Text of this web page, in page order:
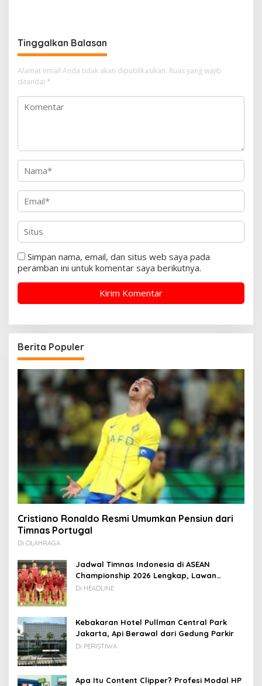
Tinggalkan Balasan
Alamat email Anda tidak akan dipublikasikan. Ruas yang wajib
ditandai *
Simpan nama, email, dan situs web saya pada
peramban ini untuk komentar saya berikutnya.
Berita Populer
Cristiano Ronaldo Resmi Umumkan Pensiun dari
Timnas Portugal
Di OLAHRAGA
Jadwal Timnas Indonesia di ASEAN
Championship 2026 Lengkap, Lawan
Kamboja hingga Vietnam
Di HEADLINE
Kebakaran Hotel Pullman Central Park
Jakarta, Api Berawal dari Gedung Parkir
Di PERISTIWA
Apa Itu Content Clipper? Profesi Modal HP